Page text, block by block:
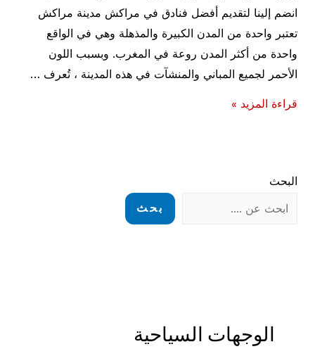
البحث
بحث
الوجهات السياحية
انضم إلينا لتقديم أفضل فنادق في مراكش مدينة مراكش
تعتبر واحدة من المدن الكبيرة والمذهلة وهي في الواقع
واحدة من أكثر المدن روعة في المغرب. وبسبب اللون
الأحمر لجميع المباني والمنشآت في هذه المدينة ، تُعرف …
أفضل
قراءة المزيد »